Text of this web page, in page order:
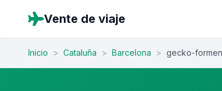
Vente de viaje
Inicio > Cataluña > Barcelona > gecko-